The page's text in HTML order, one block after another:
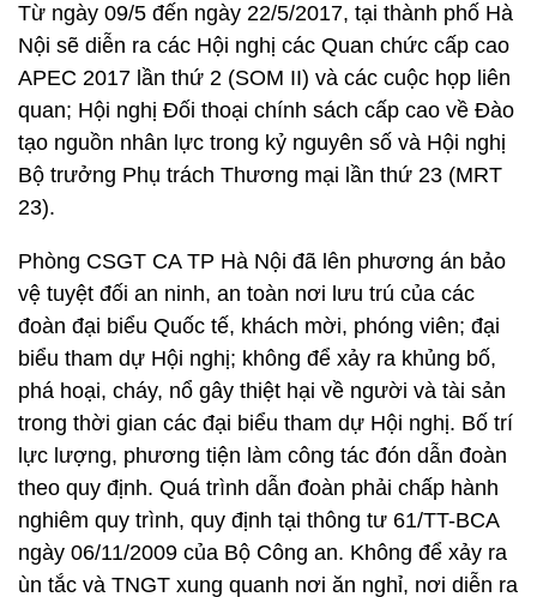
Từ ngày 09/5 đến ngày 22/5/2017, tại thành phố Hà
Nội sẽ diễn ra các Hội nghị các Quan chức cấp cao
APEC 2017 lần thứ 2 (SOM II) và các cuộc họp liên
quan; Hội nghị Đối thoại chính sách cấp cao về Đào
tạo nguồn nhân lực trong kỷ nguyên số và Hội nghị
Bộ trưởng Phụ trách Thương mại lần thứ 23 (MRT
23).
Phòng CSGT CA TP Hà Nội đã lên phương án bảo
vệ tuyệt đối an ninh, an toàn nơi lưu trú của các
đoàn đại biểu Quốc tế, khách mời, phóng viên; đại
biểu tham dự Hội nghị; không để xảy ra khủng bố,
phá hoại, cháy, nổ gây thiệt hại về người và tài sản
trong thời gian các đại biểu tham dự Hội nghị. Bố trí
lực lượng, phương tiện làm công tác đón dẫn đoàn
theo quy định. Quá trình dẫn đoàn phải chấp hành
nghiêm quy trình, quy định tại thông tư 61/TT-BCA
ngày 06/11/2009 của Bộ Công an. Không để xảy ra
ùn tắc và TNGT xung quanh nơi ăn nghỉ, nơi diễn ra